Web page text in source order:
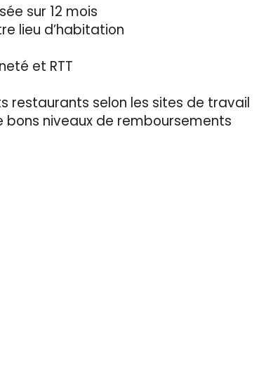
sur 12 mois
lieu d’habitation
et RTT
restaurants selon les sites de travail
niveaux de remboursements